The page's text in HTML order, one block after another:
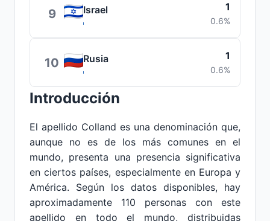
9 Israel 1
0.6%
10 Rusia 1
0.6%
Introducción
El apellido Colland es una denominación que,
aunque no es de los más comunes en el
mundo, presenta una presencia significativa
en ciertos países, especialmente en Europa y
América. Según los datos disponibles, hay
aproximadamente 110 personas con este
apellido en todo el mundo, distribuidas